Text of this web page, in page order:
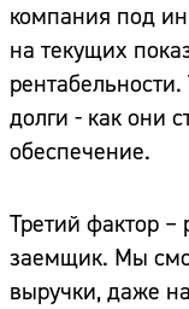
компания под
на текущих
долги - как они
обеспечение.
Третий фактор –
заемщик. Мы
выручки, даже